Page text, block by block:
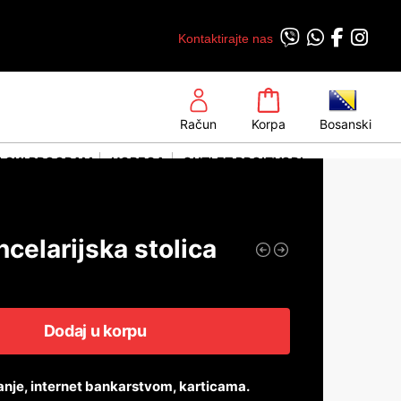
Kontaktirajte nas
Račun Korpa Bosanski
PROGRAM HORECA OUTLET PROIZVODI
stolica
Dodaj u korpu
internet bankarstvom, karticama.